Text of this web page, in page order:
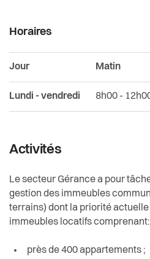
Horaires
Jour Matin
Lundi - vendredi 8h00 -
Activités
Le secteur Gérance a pour
gestion des immeubles
terrains) dont la priorité actuelle
immeubles locatifs comprenant:
près de 400 appartements ;